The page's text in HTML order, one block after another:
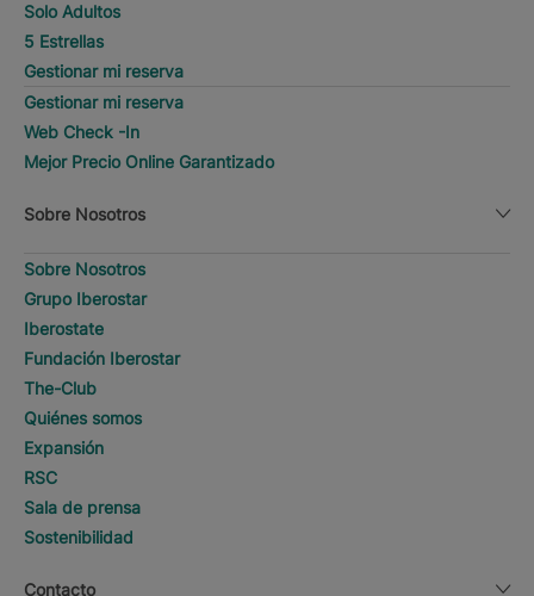
Solo Adultos
5 Estrellas
Gestionar mi reserva
Gestionar mi reserva
Web Check -In
Mejor Precio Online Garantizado
Sobre Nosotros
Sobre Nosotros
Grupo Iberostar
Iberostate
Fundación Iberostar
The-Club
Quiénes somos
Expansión
RSC
Sala de prensa
Sostenibilidad
Contacto